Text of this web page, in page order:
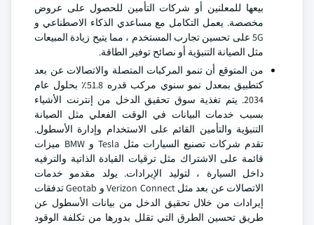
بيعها للمعلنين أو شركات التأمين للحصول على عروض
مخصصة. يعمل التكامل مع مساعدي الذكاء الاصطناعي و
5G على تحسين تجارب المستخدم ، مما يتيح زيادة المبيعات
مثل الصيانة التنبؤية أو نصائح توفير الطاقة.
من المتوقع أن تنمو المركبات المتصلة والاتصالات عن بعد
كتطبيق بمعدل نمو سنوي مركب قدره 51.8٪ بحلول عام
2034. يتم تغذية سوق تحقيق الدخل من إنترنت الأشياء
بسبب خدمات البيانات في الوقت الفعلي مثل الصيانة
التنبؤية والتأمين القائم على الاستخدام وإدارة الأسطول.
تقدم شركات تصنيع السيارات مثل Tesla و BMW ميزات
قائمة على الاشتراك مثل ترقيات القيادة الذاتية والترفيه
داخل السيارة ، لتوليد الإيرادات. يولد مقدمو خدمات
الاتصالات عن بعد مثل Verizon Connect و Geotab تدفقات
إيرادات من خلال تحقيق الدخل من بيانات الأسطول عن
طريق تحسين الطرق التي تقلل بدورها من تكلفة الوقود